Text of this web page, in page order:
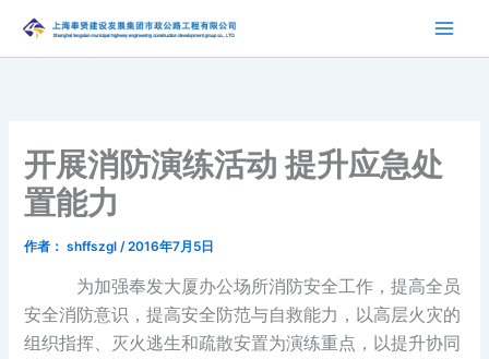
内
开展消防演练活动 提升应急处
置能力
作者： shffszgl/2016年7月5日
为加强奉发大厦办公场所消防安全工作，提高全员
安全消防意识，提高安全防范与自救能力，以高层火灾的
组织指挥、灭火逃生和疏散安置为演练重点，以提升协同